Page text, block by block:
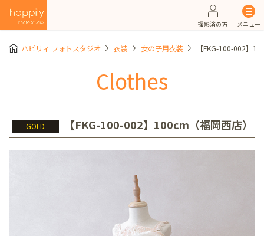
撮影済の方 メニュー
ハピリィ フォトスタジオ 衣装 女の子用衣装 【FKG-100-002】
Clothes
GOLD 【FKG-100-002】100cm（福岡西店）